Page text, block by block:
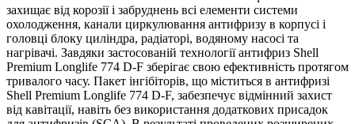
захищає від корозії і забруднень всі елементи системи
охолодження, канали циркулювання антифризу в корпусі і
головці блоку циліндра, радіаторі, водяному насосі та
нагрівачі. Завдяки застосованій технології антифриз Shell
Premium Longlife 774 D-F зберігає свою ефективність протягом
тривалого часу. Пакет інгібіторів, що міститься в антифризі
Shell Premium Longlife 774 D-F, забезпечує відмінний захист
від кавітації, навіть без використання додаткових присадок